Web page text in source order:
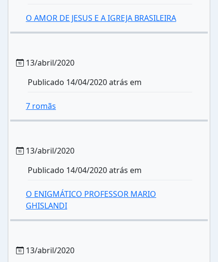
O AMOR DE JESUS E A IGREJA BRASILEIRA
13/abril/2020
Publicado 14/04/2020 atrás em
7 romãs
13/abril/2020
Publicado 14/04/2020 atrás em
O ENIGMÁTICO PROFESSOR MARIO
GHISLANDI
13/abril/2020